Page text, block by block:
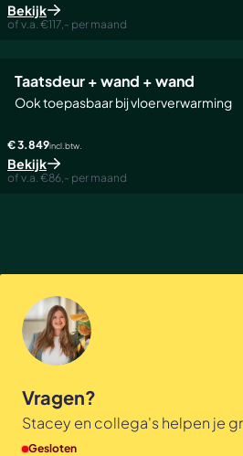
Bekijk
of v.a. €117,- per maand
Taatsdeur + wand + wand
Ook toepasbaar bij vloerverwarming
€ 3.849incl. btw.
Bekijk
of v.a. €86,- per maand
Vragen?
Stacey en collega's helpen je
Gesloten